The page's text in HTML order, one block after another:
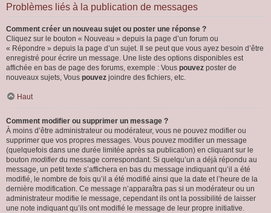
Problèmes liés à la publication de messages
Comment créer un nouveau sujet ou poster une réponse ?
Cliquez sur le bouton « Nouveau » depuis la page d’un forum ou
« Répondre » depuis la page d’un sujet. Il se peut que vous ayez besoin d’être
enregistré pour écrire un message. Une liste des options disponibles est
affichée en bas de page des forums, exemple : Vous pouvez poster de
nouveaux sujets, Vous pouvez joindre des fichiers, etc.
Haut
Comment modifier ou supprimer un message ?
À moins d’être administrateur ou modérateur, vous ne pouvez modifier ou
supprimer que vos propres messages. Vous pouvez modifier un message
(quelquefois dans une durée limitée après sa publication) en cliquant sur le
bouton modifierdu message correspondant. Si quelqu’un a déjà répondu au
message, un petit texte s’affichera en bas du message indiquant qu’il a été
modifié, le nombre de fois qu’il a été modifié ainsi que la date et l’heure de la
dernière modification. Ce message n’apparaîtra pas si un modérateur ou un
administrateur modifie le message, cependant ils ont la possibilité de laisser
une note indiquant qu’ils ont modifié le message de leur propre initiative.